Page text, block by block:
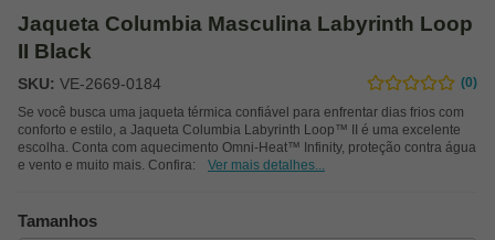
Jaqueta Columbia Masculina Labyrinth Loop
II Black
SKU: VE-2669-0184
(0)
Se você busca uma jaqueta térmica confiável para enfrentar dias frios com
conforto e estilo, a Jaqueta Columbia Labyrinth Loop™ II é uma excelente
escolha. Conta com aquecimento Omni-Heat™ Infinity, proteção contra água
e vento e muito mais. Confira:
Ver mais detalhes...
Tamanhos